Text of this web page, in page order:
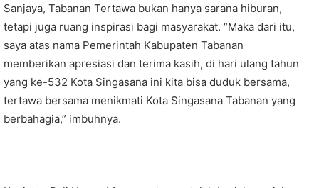
Sanjaya, Tabanan Tertawa bukan hanya sarana hiburan,
tetapi juga ruang inspirasi bagi masyarakat. “Maka dari itu,
saya atas nama Pemerintah Kabupaten Tabanan
memberikan apresiasi dan terima kasih, di hari ulang tahun
yang ke-532 Kota Singasana ini kita bisa duduk bersama,
tertawa bersama menikmati Kota Singasana Tabanan yang
berbahagia,” imbuhnya.